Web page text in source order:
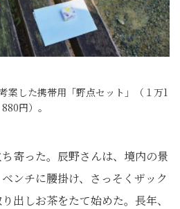
案した携帯用「野点セット」（１万1
880円）。
寄った。辰野さんは、境内の景
ンチに腰掛け、さっそくザック
出しお茶をたて始めた。長年、